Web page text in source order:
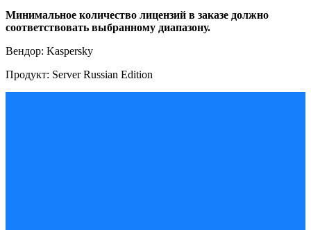
Минимальное количество лицензий в заказе должно
соответствовать выбранному диапазону.
Вендор: Kaspersky
Продукт: Server Russian Edition